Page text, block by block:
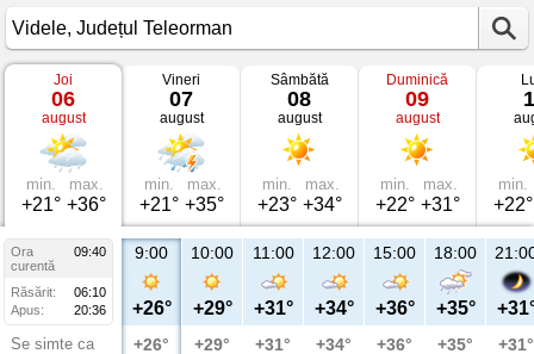
Vremea
Videle
Județul
Teleorman
Joi
06
august
min.
+21°
max.
+36°
Vineri
07
august
min.
+21°
max.
+35°
Sâmbătă
08
august
min.
+23°
max.
+34°
Duminică
09
august
min.
+22°
max.
+31°
min.
+22°
Ora
09:40
curentă
Răsărit:
06:10
Apus:
20:36
Se simte ca
9:00
+26°
+26°
10:00
+29°
+29°
11:00
+31°
+31°
12:00
+34°
+34°
15:00
+36°
+36°
18:00
+35°
+35° +31°